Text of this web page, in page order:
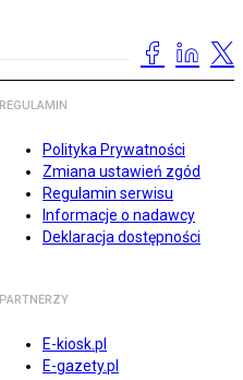
REGULAMIN
Polityka Prywatności
Zmiana ustawień zgód
Regulamin serwisu
Informacje o nadawcy
Deklaracja dostępności
PARTNERZY
E-kiosk.pl
E-gazety.pl